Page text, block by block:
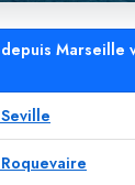
Marseille